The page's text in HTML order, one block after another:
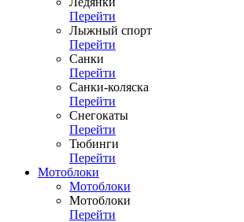
Перейти
Лыжный спорт
Перейти
Санки
Перейти
Санки-коляска
Перейти
Снегокаты
Перейти
Тюбинги
Перейти
Мотоблоки
Мотоблоки
Мотоблоки
Перейти